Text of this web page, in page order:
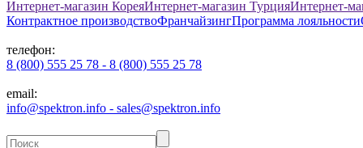
Интернет-магазин КореяИнтернет-магазин ТурцияИнтернет-
Контрактное производствоФранчайзингПрограмма лояльности
телефон:
8 (800) 555 25 78 - 8 (800) 555 25 78
email:
info@spektron.info - sales@spektron.info